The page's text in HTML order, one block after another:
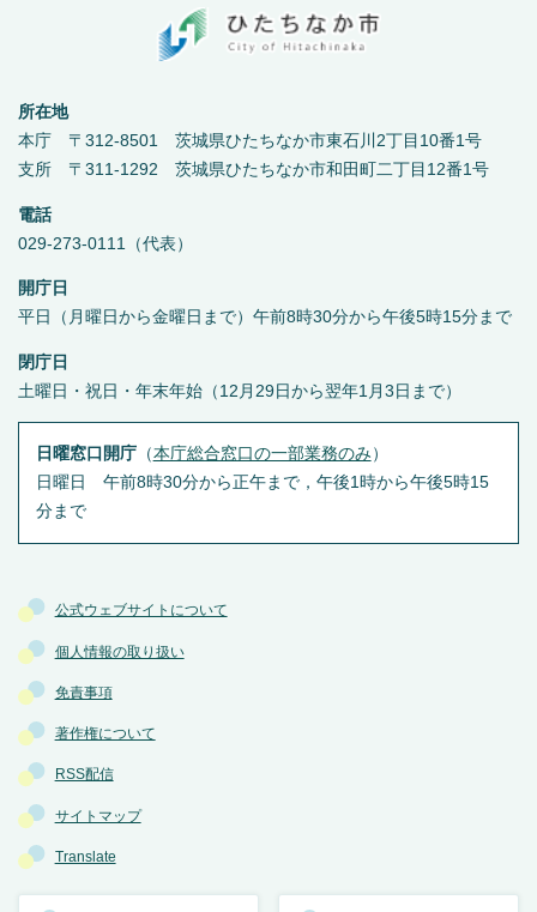
公式ウェブサイトについて
個人情報の取り扱い
免責事項
著作権について
RSS配信
サイトマップ
Translate
所在地
本庁 〒312-8501 茨城県ひたちなか市東石川2丁目10番1号
支所 〒311-1292 茨城県ひたちなか市和田町二丁目12番1号
電話
029-273-0111（代表）
開庁日
平日（月曜日から金曜日まで）午前8時30分から午後5時15分まで
閉庁日
土曜日・祝日・年末年始（12月29日から翌年1月3日まで）
日曜窓口開庁（本庁総合窓口の一部業務のみ ）
日曜日 午前8時30分から正午まで，午後1時から午後5時15
分まで